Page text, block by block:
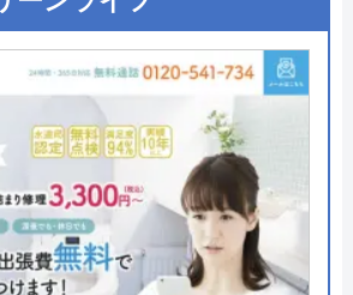
大阪府吹田市広芝町6-10
フのクチコミ on
4.8（410件のクチコミ）
て
トがおすすめの理由
、水回り専門で様々な依頼を受け
す。水回りトラブルの修理、水回
ム、給湯器の修理・交換を依頼で
県内全域の地域密着型になってい